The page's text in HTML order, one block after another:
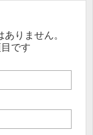
りません。
です